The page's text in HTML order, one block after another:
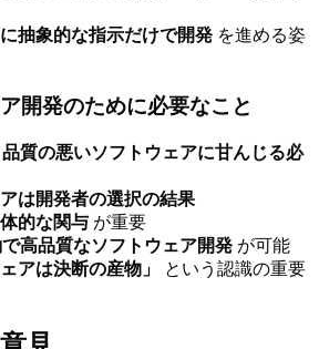
抽象的な指示だけで開発 を進める姿
開発のために必要なこと
質の悪いソフトウェアに甘んじる必
は開発者の選択の結果
的な関与 が重要
高品質なソフトウェア開発 が可能
アは決断の産物」
という認識の重要